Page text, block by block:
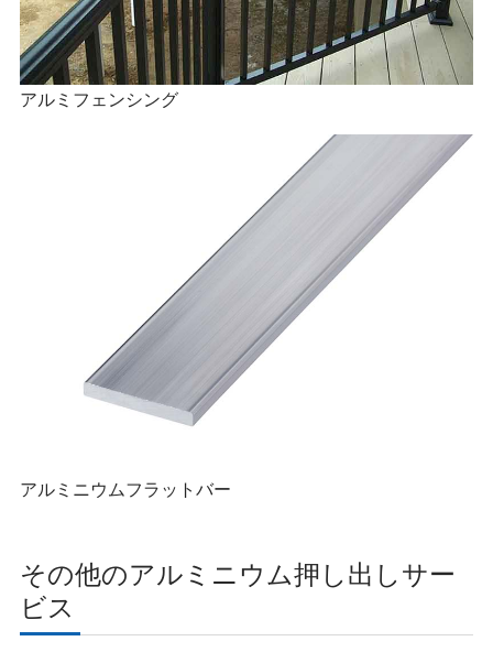
アルミフェンシング
アルミニウムフラットバー
その他のアルミニウム押し出しサー
ビス